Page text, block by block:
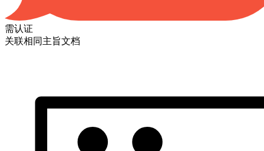
需认证
关联相同主旨文档